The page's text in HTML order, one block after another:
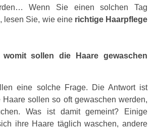
Wenn Sie einen solchen Tag
lesen Sie, wie eine richtige Haarpflege
sollen die Haare gewaschen
eine solche Frage. Die Antwort ist
sollen so oft gewaschen werden,
Was ist damit gemeint? Einige
ihre Haare täglich waschen, andere